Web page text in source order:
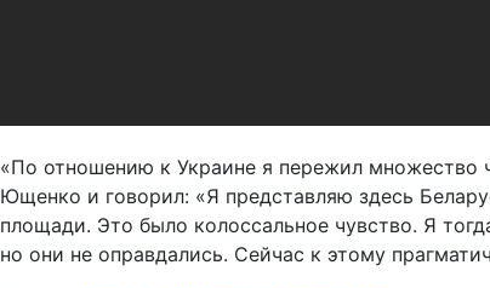
«По отношению к Украине я пережил множество
Ющенко и говорил: «Я представляю здесь
площади. Это было колоссальное чувство. Я
но они не оправдались. Сейчас к этому